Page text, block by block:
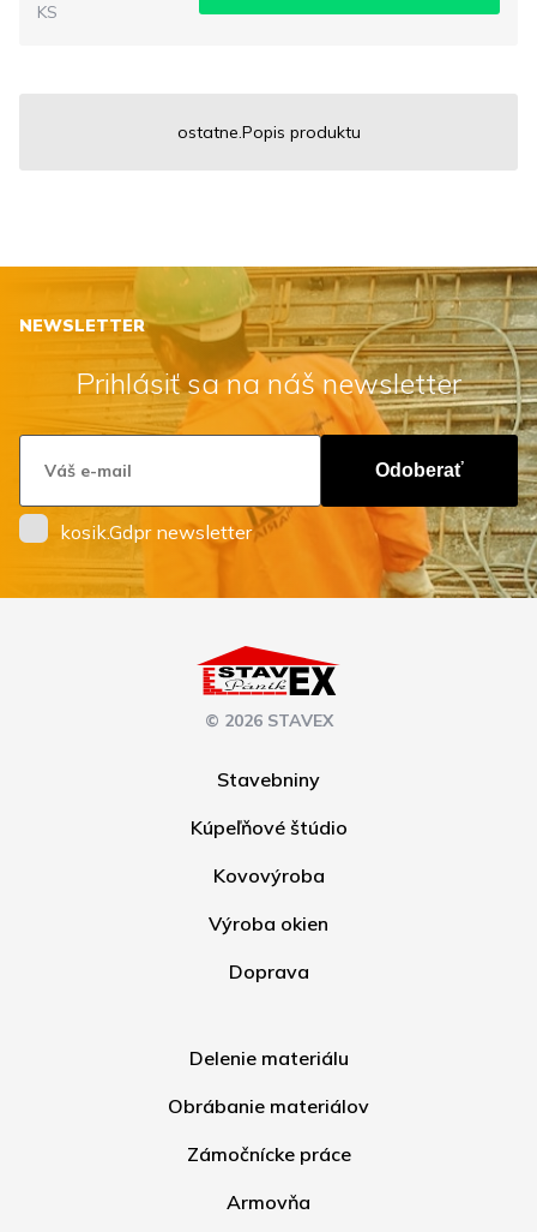
KS
ostatne.Popis produktu
NEWSLETTER
Prihlásiť sa na náš newsletter
Odoberať
kosik.Gdpr newsletter
© 2026 STAVEX
Stavebniny
Kúpeľňové štúdio
Kovovýroba
Výroba okien
Doprava
Delenie materiálu
Obrábanie materiálov
Zámočnícke práce
Armovňa